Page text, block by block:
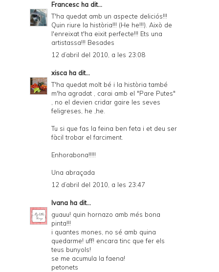
Francesc ha dit...
T'ha quedat amb un aspecte deliciós!!!
Quin riure la història!!! (He he!!!). Això de
l'enreixat t'ha eixit perfecte!!! Ets una
artistassa!!! Besades
12 d’abril del 2010, a les 23:08
xisca ha dit...
T'ha quedat molt bé i la història també
m'ha agradat , carai amb el "Pare Putes"
, no el devien cridar gaire les seves
feligreses, he ,he.
Tu si que fas la feina ben feta i et deu ser
fàcil trobar el farciment.
Enhorabona!!!!!
Una abraçada
12 d’abril del 2010, a les 23:47
Ivana ha dit...
guauu! quin hornazo amb més bona
pinta!!!
i quantes mones, no sé amb quina
quedarme! uff! encara tinc que fer els
teus bunyols!
se me acumula la faena!
petonets